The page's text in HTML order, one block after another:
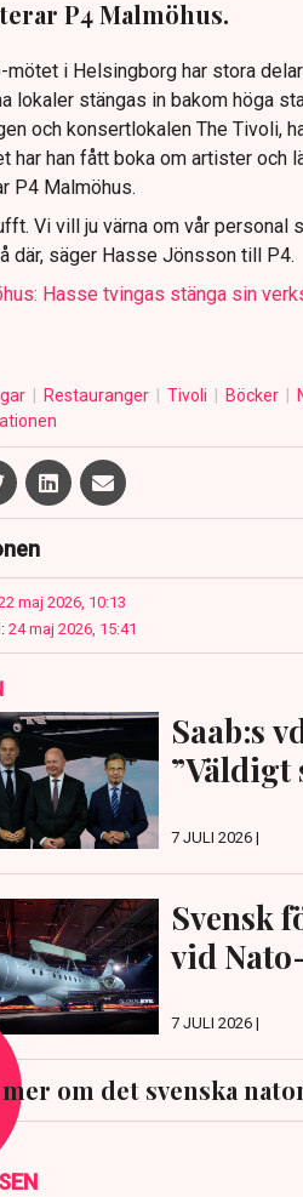
P4 Malmöhus.
mötet i Helsingborg har stora
lokaler stängas in bakom höga
och konsertlokalen The Tivoli,
har han fått boka om artister och
P4 Malmöhus.
Vi vill ju värna om vår personal
där, säger Hasse Jönsson till P4.
Hasse tvingas stänga sin
Restauranger Tivoli Böcker
maj 2026, 10:13
24 maj 2026, 15:41
Saab:s
”Väldigt
7 JULI 2026 |
Svensk
vid
7 JULI 2026 |
mer om det svenska